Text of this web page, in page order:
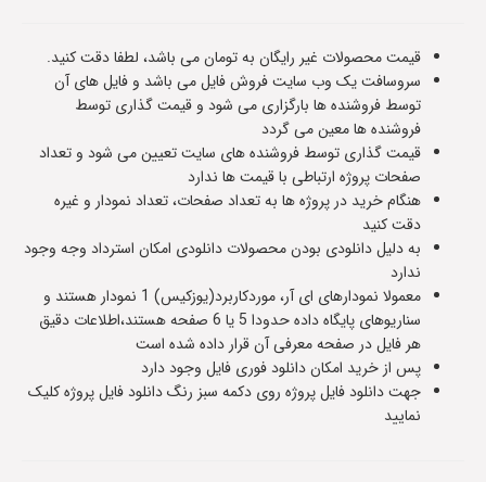
قیمت محصولات غیر رایگان به تومان می باشد، لطفا دقت کنید.
سروسافت یک وب سایت فروش فایل می باشد و فایل های آن
توسط فروشنده ها بارگزاری می شود و قیمت گذاری توسط
فروشنده ها معین می گردد
قیمت گذاری توسط فروشنده های سایت تعیین می شود و تعداد
صفحات پروژه ارتباطی با قیمت ها ندارد
هنگام خرید در پروژه ها به تعداد صفحات، تعداد نمودار و غیره
دقت کنید
به دلیل دانلودی بودن محصولات دانلودی امکان استرداد وجه وجود
ندارد
معمولا نمودارهای ای آر، موردکاربرد(یوزکیس) 1 نمودار هستند و
سناریوهای پایگاه داده حدودا 5 یا 6 صفحه هستند،اطلاعات دقیق
هر فایل در صفحه معرفی آن قرار داده شده است
پس از خرید امکان دانلود فوری فایل وجود دارد
جهت دانلود فایل پروژه روی دکمه سبز رنگ دانلود فایل پروژه کلیک
نمایید